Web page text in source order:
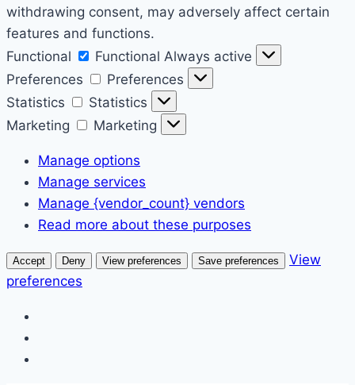
withdrawing consent, may adversely affect certain
features and functions.
Functional
Functional Always active
Preferences
Preferences
Statistics
Statistics
Marketing
Marketing
Manage options
Manage services
Manage {vendor_count} vendors
Read more about these purposes
Accept Deny View preferences Save preferences
View
preferences